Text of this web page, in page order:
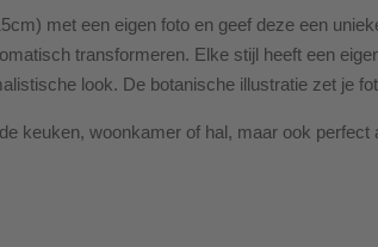
met een eigen foto en geef deze een
transformeren. Elke stijl heeft een
look. De botanische illustratie zet je
keuken, woonkamer of hal, maar ook